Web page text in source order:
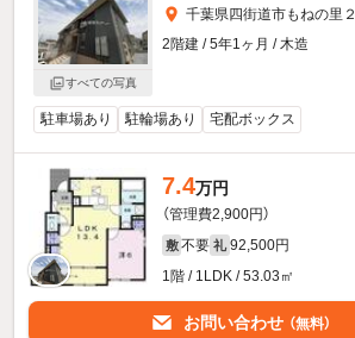
すべての写真
千葉県四街道市もねの里２
2階建 / 5年1ヶ月 / 木造
駐車場あり 駐輪場あり 宅配ボックス
7.4万円
（管理費2,900円）
敷 不要 礼 92,500円
1階 / 1LDK / 53.03㎡
お問い合わせ （無料）